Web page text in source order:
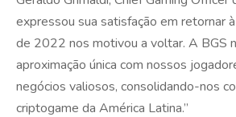
expressou sua satisfação em retornar
de 2022 nos motivou a voltar. A BGS
aproximação única com nossos
negócios valiosos, consolidando-nos
criptogame da América Latina.”